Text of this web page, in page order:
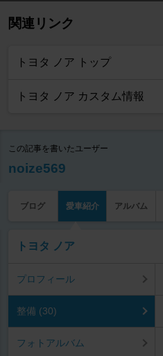
関連リンク
トヨタ ノア トップ
トヨタ ノア カスタム情報
この記事を書いたユーザー
noize569
ブログ 愛車紹介 アルバム
トヨタ ノア
プロフィール
整備 (30)
フォトアルバム